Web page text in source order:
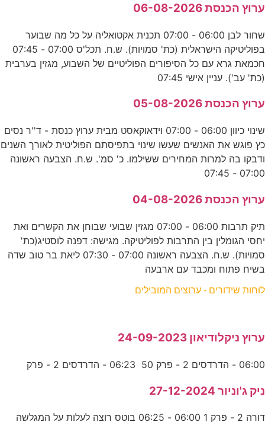
ערוץ הכנסת 06-08-2026
שחור לבן 06:00 - 07:00 תכנית אקטואליה על כל מה שבוער
בפוליטיקה הישראלית (כת' סמויות). ש.ח. תכל'ס 07:00 - 07:45
חכמאת גרא עם כל הסיפורים הפוליטיים של השבוע, מגזין בערבית
(כת' עב'). עניין אישי 07:45
ערוץ הכנסת 05-08-2026
שינוי כיוון 06:00 - 07:00 וידאוקאסט מבית ערוץ כנסת - ד''ר נסים
כץ פוגש את האנשים שעשו שינוי בתפיסתם הפוליטית לאורך השנים
ודבקו בה למרות המחירים ששילמו. כ' סמ'. ש.ח. הצבעה ראשונה
07:00 - 07:45
ערוץ הכנסת 04-08-2026
תיק תרבות 06:00 - 07:00 מגזין שבועי שבוחן את הקשרים ואת
יחסי הגומלין בין התרבות לפוליטיקה. מגישה: דפנה לוסטיג(כת'
סמויות). ש.ח. הצבעה ראשונה 07:00 - 07:30 ליאת בר טוב שדה
בשיח פתוח ומכבד עם ארבעה
לוחות שידורים - ערוצים המובילים
ערוץ ניקלודיאון 24-09-2023
06:00 - הדרדסים 2 - פרק 50 06:23 - הדרדסים 2 - פרק
ניק ג'וניור 27-12-2024
דורה 2 - פרק 1 06:00 - 06:25 בוטס רוצה לעלות על המגלשה